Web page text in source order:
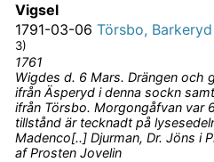
Vigsel
1791-03-06 Törsbo, Barkeryd
3)
1761
Wigdes d. 6 Mars. Drängen och
ifrån Äsperyd i denna sockn
ifrån Törsbo. Morgongåfvan var
tillstånd är tecknadt på
Madenco[..] Djurman, Dr. Jöns i
af Prosten Jovelin